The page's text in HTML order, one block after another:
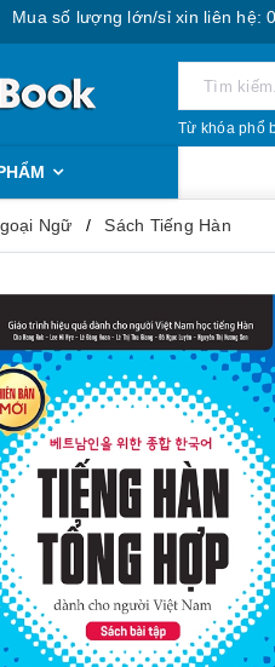
lượng lớn/sỉ xin liên hệ:
Từ khóa phổ
Ngữ Sách Tiếng Hàn